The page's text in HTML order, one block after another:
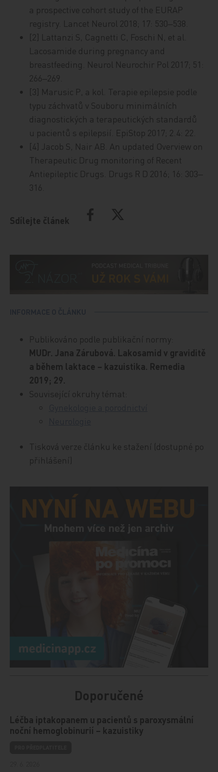
a prospective cohort study of the EURAP
registry. Lancet Neurol 2018; 17: 530‒538.
[2] Lattanzi S, Cagnetti C, Foschi N, et al.
Lacosamide during pregnancy and
breastfeeding. Neurol Neurochir Pol 2017; 51:
266‒269.
[3] Marusic P, a kol. Terapie epilepsie podle
typu záchvatů v Souboru minimálních
diagnostických a terapeutických standardů
u pacientů s epilepsií. EpiStop 2017; 2.4: 22.
[4] Jacob S, Nair AB. An updated Overview on
Therapeutic Drug monitoring of Recent
Antiepileptic Drugs. Drugs R D 2016; 16: 303‒
316.
Sdílejte článek
Publikováno podle publikační normy:
MUDr. Jana Zárubová. Lakosamid v graviditě
a během laktace – kazuistika. Remedia
2019; 29.
Související okruhy témat:
Tisková verze článku ke stažení (dostupné po
přihlášení)
Doporučené
Léčba iptakopanem u pacientů s paroxysmální
noční hemoglobinurií – kazuistiky